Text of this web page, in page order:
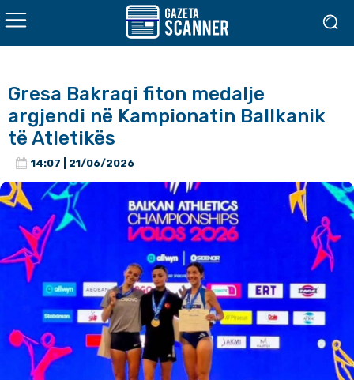
Gresa Bakraqi fiton medalje
argjendi në Kampionatin Ballkanik
të Atletikës
14:07 | 21/06/2026